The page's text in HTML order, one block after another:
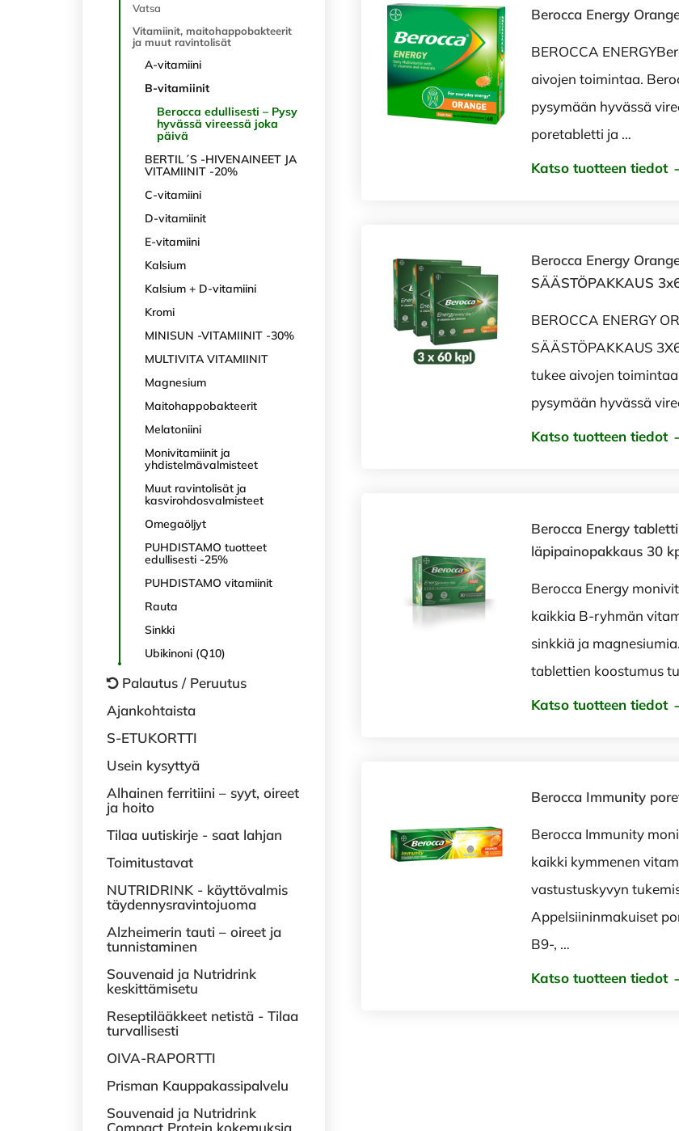
Vatsa
Vitamiinit, maitohappobakteerit
ja muut ravintolisät
A-vitamiini
B-vitamiinit
Berocca edullisesti – Pysy
hyvässä vireessä joka
päivä
BERTIL´S -HIVENAINEET JA
VITAMIINIT -20%
C-vitamiini
D-vitamiinit
E-vitamiini
Kalsium
Kalsium + D-vitamiini
Kromi
MINISUN -VITAMIINIT -30%
MULTIVITA VITAMIINIT
Magnesium
Maitohappobakteerit
Melatoniini
Monivitamiinit ja
yhdistelmävalmisteet
Muut ravintolisät ja
kasvirohdosvalmisteet
Omegaöljyt
PUHDISTAMO tuotteet
edullisesti -25%
PUHDISTAMO vitamiinit
Rauta
Sinkki
Ubikinoni (Q10)
Palautus / Peruutus
Ajankohtaista
S-ETUKORTTI
Usein kysyttyä
Alhainen ferritiini – syyt, oireet
ja hoito
Tilaa uutiskirje - saat lahjan
Toimitustavat
NUTRIDRINK - käyttövalmis
täydennysravintojuoma
Alzheimerin tauti – oireet ja
tunnistaminen
Souvenaid ja Nutridrink
keskittämisetu
Reseptilääkkeet netistä - Tilaa
turvallisesti
OIVA-RAPORTTI
Prisman Kauppakassipalvelu
Souvenaid ja Nutridrink
Compact Protein kokemuksia
Berocca Energy
BEROCCA
aivojen toimintaa.
pysymään hyvässä
poretabletti ja …
Katso tuotteen tiedot
Berocca Energy
SÄÄSTÖPAKKAUS
BEROCCA ENERGY
SÄÄSTÖPAKKAUS
tukee aivojen
pysymään hyvässä
Katso tuotteen tiedot
Berocca Energy
läpipainopakkaus 30
Berocca Energy
kaikkia B-ryhmän
sinkkiä ja
tablettien koostumus
Katso tuotteen tiedot
Berocca Immunity
Berocca Immunity
kaikki kymmenen
vastustuskyvyn
Appelsiininmakuiset
B9-, …
Katso tuotteen tiedot